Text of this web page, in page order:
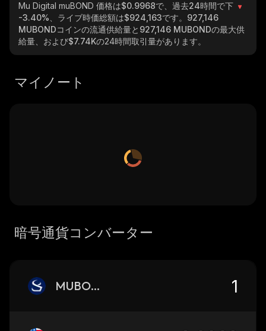
Mu Digital muBOND 価格は$0.9968で、過去24時間で下
-3.40% 、ライブ時価総額は$924,163です。 927,146
MUBONDコインの流通供給量と 927,146 MUBONDの最大供
給量、および$7.74Kの24時間取引量があります。
マイノート
暗号通貨コンバーター
MUBOND